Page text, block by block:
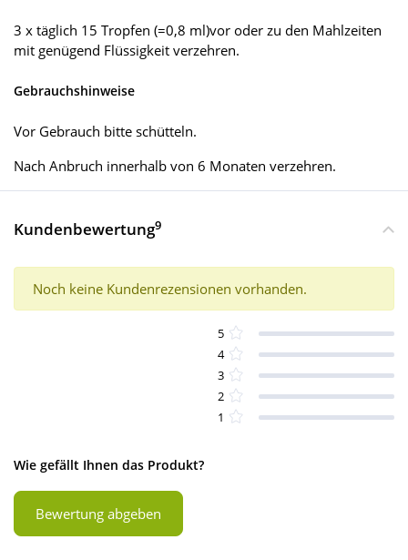
3 x täglich 15 Tropfen (=0,8 ml)vor oder zu den Mahlzeiten
mit genügend Flüssigkeit verzehren.
Gebrauchshinweise
Vor Gebrauch bitte schütteln.
Nach Anbruch innerhalb von 6 Monaten verzehren.
Kundenbewertung9
Noch keine Kundenrezensionen vorhanden.
5
4
3
2
1
Wie gefällt Ihnen das Produkt?
Bewertung abgeben